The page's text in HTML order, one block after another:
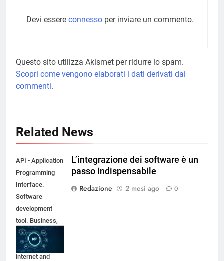
Devi essere connesso per inviare un commento.
Questo sito utilizza Akismet per ridurre lo spam.
Scopri come vengono elaborati i dati derivati dai
commenti.
Related News
API - Application
Programming
Interface.
Software
development
tool. Business,
modern
technology,
internet and
L’integrazione dei software è un
passo indispensabile
Redazione
2 mesi ago 0